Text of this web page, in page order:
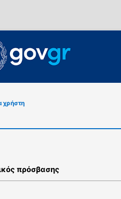
χρήστη
πρόσβασης